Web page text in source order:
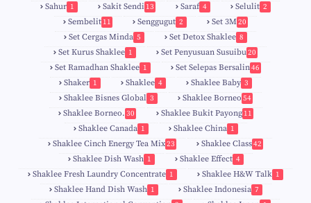
Sahur 1 Sakit Sendi 13 Saraf 4 Selulit 2
Sembelit 11 Senggugut 2 Set 3M20
Set Cergas Minda 5 Set Detox Shaklee 8
Set Kurus Shaklee 1 Set Penyusuan Susuibu20
Set Ramadhan Shaklee 1 Set Selepas Bersalin46
Shaker 1 Shaklee 4 Shaklee Baby 3
Shaklee Bisnes Global 3 Shaklee Borneo 54
Shaklee Borneo. 30 Shaklee Bukit Payong 11
Shaklee Canada 1 Shaklee China 1
Shaklee Cinch Energy Tea Mix23 Shaklee Class42
Shaklee Dish Wash 1 Shaklee Effect 4
Shaklee Fresh Laundry Concentrate 1 Shaklee H&W Talk 1
Shaklee Hand Dish Wash 1 Shaklee Indonesia 7